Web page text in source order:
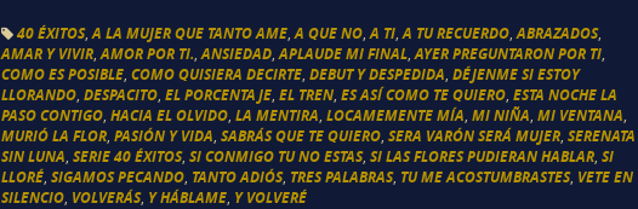
40 ÉXITOS,A LA MUJER QUE TANTO AME ,A QUE NO ,A TI ,A TU RECUERDO ,ABRAZADOS,
AMAR Y VIVIR ,AMOR POR TI. ,ANSIEDAD ,APLAUDE MI FINAL ,AYER PREGUNTARON POR TI
COMO ES POSIBLE ,COMO QUISIERA DECIRTE ,DEBUT Y DESPEDIDA ,DÉJENME SI ESTOY
LLORANDO ,DESPACITO ,EL PORCENTAJE ,EL TREN ,ES ASÍ COMO TE QUIERO ,ESTA NOCHE LA
PASO CONTIGO ,HACIA EL OLVIDO ,LA MENTIRA ,LOCAMEMENTE MÍA ,MI NIÑA ,MI VENTANA
MURIÓ LA FLOR ,PASIÓN Y VIDA ,SABRÁS QUE TE QUIERO ,SERA VARÓN SERÁ MUJER ,SERENATA
SIN LUNA ,SERIE 40 ÉXITOS,SI CONMIGO TU NO ESTAS,SI LAS FLORES PUDIERAN HABLAR ,SI
LLORÉ ,SIGAMOS PECANDO TANTO ADIÓS, TRES PALABRAS, TU ME ACOSTUMBRASTES, VETE EN
SILENCIO VOLVERÁS, Y HÁBLAME Y VOLVERÉ